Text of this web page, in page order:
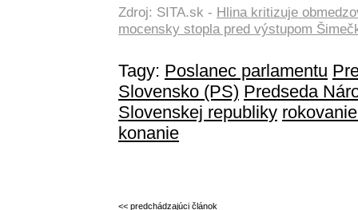
Zdroj: SITA.sk - Hlina kritizuje
mocensky stopla pred výstupom
Tagy: Poslanec parlamentu
Slovensko (PS) Predseda
Slovenskej republiky
konanie
<< predchádzajúci článok